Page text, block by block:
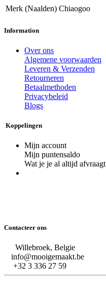
Merk (Naalden) Chiaogoo
Information
Over ons
Algemene voorwaarden
Leveren & Verzenden
Retourneren
Betaalmethoden
Privacybeleid
Blogs
Koppelingen
Mijn account
Mijn puntensaldo
Wat je je al altijd afvraagt
Contacteer ons
Willebroek, Belgie
info@mooigemaakt.be
+32 3 336 27 59